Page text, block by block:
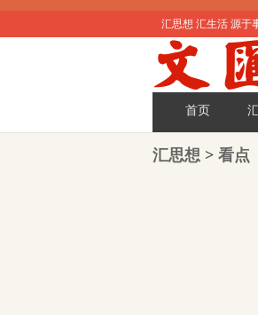
汇思想 汇生活 源于
首页
汇思想 > 看点